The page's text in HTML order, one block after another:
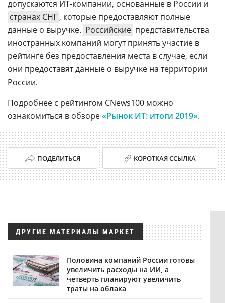
допускаются ИТ-компании, основанные в России и
странах СНГ , которые предоставляют полные
данные о выручке. Российские представительства
иностранных компаний могут принять участие в
рейтинге без предоставления места в случае, если
они предоставят данные о выручке на территории
России.
Подробнее с рейтингом CNews100 можно
ознакомиться в обзоре«Рынок ИТ: итоги 2019».
ПОДЕЛИТЬСЯ КОРОТКАЯ ССЫЛКА
ДРУГИЕ МАТЕРИАЛЫ МАРКЕТ
Половина компаний России готовы
увеличить расходы на ИИ, а
четверть планируют увеличить
траты на облака